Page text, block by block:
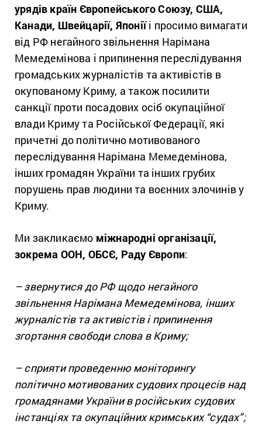
урядів країн Європейського Союзу, США,
Канади, Швейцарії, Японіїі просимо вимагати
від РФ негайного звільнення Нарімана
Мемедемінова і припинення переслідування
громадських журналістів та активістів в
окупованому Криму, а також посилити
санкції проти посадових осіб окупаційної
влади Криму та Російської Федерації, які
причетні до політично мотивованого
переслідування Нарімана Мемедемінова,
інших громадян України та інших грубих
порушень прав людини та воєнних злочинів у
Криму.
Ми закликаємо міжнародні організації,
зокрема ООН, ОБСЄ, Раду Європи:
– звернутися до РФ щодо негайного
звільнення Нарімана Мемедемінова, інших
журналістів та активістів і припинення
згортання свободи слова в Криму;
– сприяти проведенню моніторингу
політично мотивованих судових процесів над
громадянами України в російських судових
інстанціях та окупаційних кримських “судах”;